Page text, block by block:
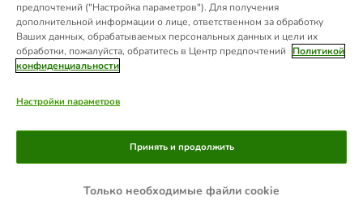
предпочтений ("Настройка параметров"). Для получения
дополнительной информации о лице, ответственном за обработку
Ваших данных, обрабатываемых персональных данных и цели их
обработки, пожалуйста, обратитесь в Центр предпочтений
Политикой
конфиденциальности
Настройки параметров
Только необходимые файли cookie
Принять и продолжить